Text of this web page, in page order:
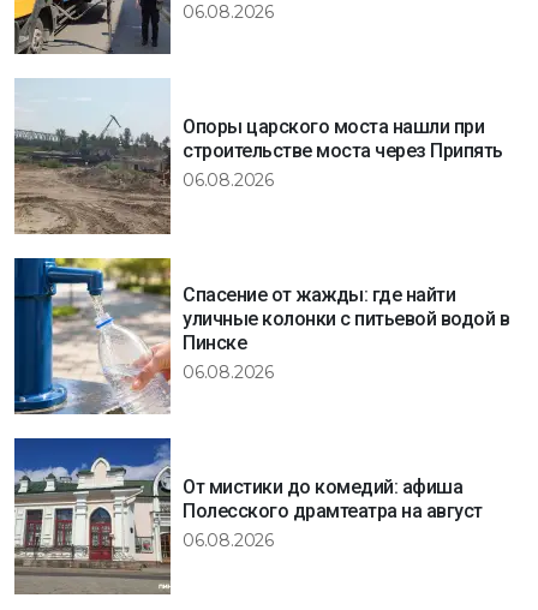
06.08.2026
Опоры царского моста нашли при
строительстве моста через Припять
06.08.2026
Спасение от жажды: где найти
уличные колонки с питьевой водой в
Пинске
06.08.2026
От мистики до комедий: афиша
Полесского драмтеатра на август
06.08.2026